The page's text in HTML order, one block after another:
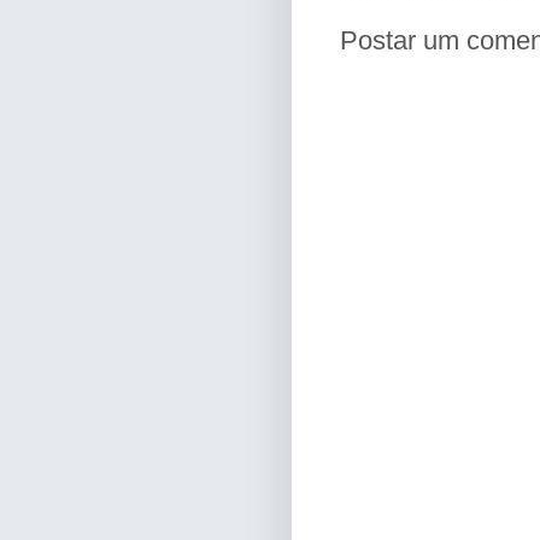
Postar um